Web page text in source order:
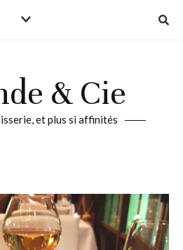
& Cie
et plus si affinités